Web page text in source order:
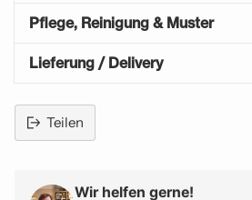
Pflege, Reinigung & Muster
Lieferung / Delivery
Teilen
den
Wir helfen gerne!